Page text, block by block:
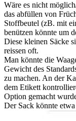
Wäre es nicht
das abfüllen von
Stoffbeutel (zB. mit
benützen könnte um
Diese kleinen Säcke
reissen oft.
Man könnte die
Gewicht des
zu machen. An der
dem Etikett
Option gemacht
Der Sack könnte etwa